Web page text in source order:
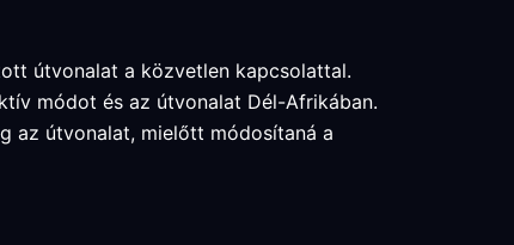
útvonalat a közvetlen kapcsolattal.
módot és az útvonalat Dél-Afrikában.
az útvonalat, mielőtt módosítaná a